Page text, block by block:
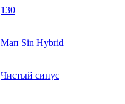
130
Мап Sin Hybrid
Чистый синус